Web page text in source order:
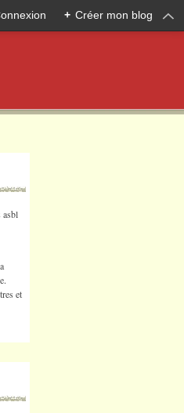
+ Créer mon blog
asbl
et